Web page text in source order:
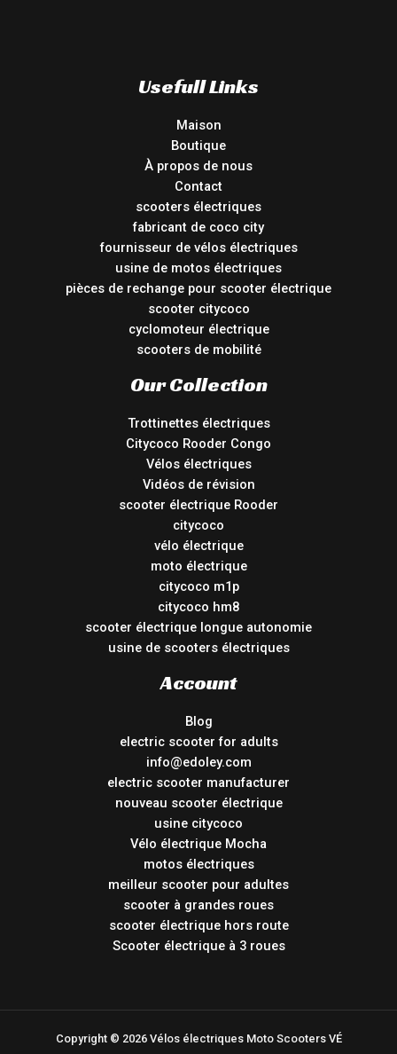
Usefull Links
Maison
Boutique
À propos de nous
Contact
scooters électriques
fabricant de coco city
fournisseur de vélos électriques
usine de motos électriques
pièces de rechange pour scooter électrique
scooter citycoco
cyclomoteur électrique
scooters de mobilité
Our Collection
Trottinettes électriques
Citycoco Rooder Congo
Vélos électriques
Vidéos de révision
scooter électrique Rooder
citycoco
vélo électrique
moto électrique
citycoco m1p
citycoco hm8
scooter électrique longue autonomie
usine de scooters électriques
Account
Blog
electric scooter for adults
info@edoley.com
electric scooter manufacturer
nouveau scooter électrique
usine citycoco
Vélo électrique Mocha
motos électriques
meilleur scooter pour adultes
scooter à grandes roues
scooter électrique hors route
Scooter électrique à 3 roues
Copyright © 2026 Vélos électriques Moto Scooters VÉ